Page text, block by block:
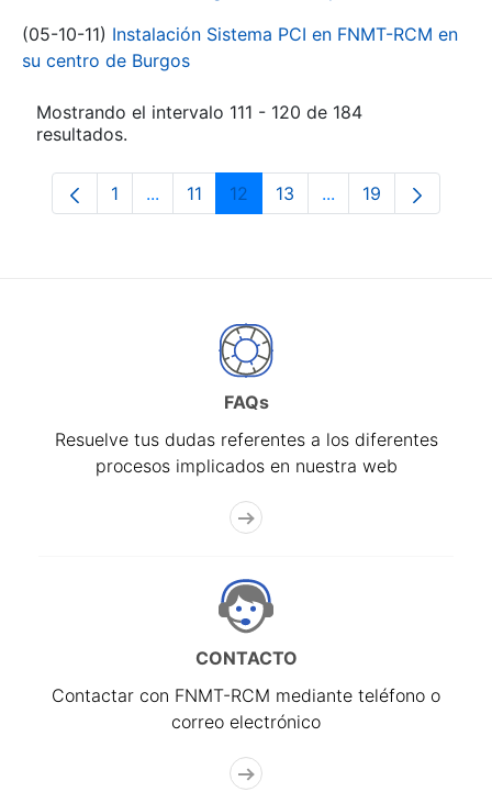
(05-10-11) Instalación Sistema PCI en FNMT-RCM en
su centro de Burgos
Mostrando el intervalo 111 - 120 de 184
resultados.
Página
1 ...Páginas intermedias Use TAB para
Página
11 Página
12 Página
13 ...PáginasPágina
19
FAQs
Resuelve tus dudas referentes a los diferentes
procesos implicados en nuestra web
CONTACTO
Contactar con FNMT-RCM mediante teléfono o
correo electrónico